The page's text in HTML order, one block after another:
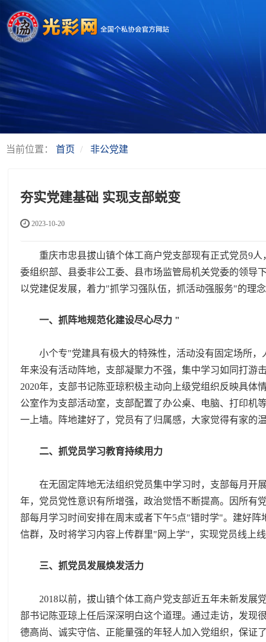
当前位置： 首页 非公党建
夯实党建基础 实现支部蜕变
2023-10-20
重庆市忠县拔山镇个体工商户党支部现有正式党员9
委组织部、县委非公工委、县市场监管局机关党委的领导
以党建促发展，着力"抓学习强队伍，抓活动强服务"的理
一、抓阵地规范化建设尽心尽力 "
小个专"党建具有极大的特殊性，活动没有固定场所
年来没有活动阵地，支部凝聚力不强，集中学习如同打游
2020年，支部书记陈亚琼积极主动向上级党组织反映具
公室作为支部活动室，支部配置了办公桌、电脑、打印
一上墙。阵地建好了，党员有了归属感，大家觉得有家的
二、抓党员学习教育持续用力
在无固定阵地无法组织党员集中学习时，支部每月开
年，党员党性意识有所增强，政治觉悟不断提高。因所有
部每月学习时间安排在周末或者下午5点"错时学"。建好
信群，及时将学习内容上传群里"网上学"，实现党员线上
三、抓党员发展焕发活力
2018以前，拔山镇个体工商户党支部近五年未新发
部书记陈亚琼上任后深深明白这个道理。通过走访，发现
德高尚、诚实守信、正能量强的年轻人加入党组织，保证